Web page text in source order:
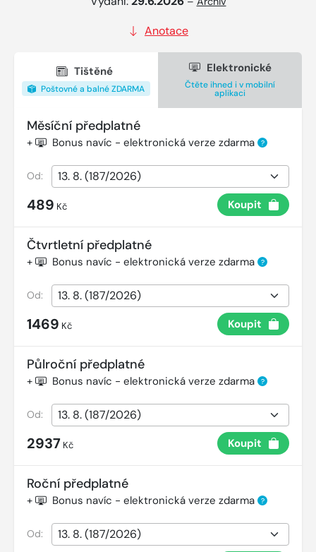
Anotace
Tištěné
Poštovné a balné ZDARMA
Elektronické
Čtěte ihned i v mobilní
aplikaci
Měsíční předplatné
+ Bonus navíc - elektronická verze zdarma ?
Od:
489 Kč Koupit
Čtvrtletní předplatné
+ Bonus navíc - elektronická verze zdarma ?
Od:
1469 Kč Koupit
Půlroční předplatné
+ Bonus navíc - elektronická verze zdarma ?
Od:
2937 Kč Koupit
Roční předplatné
+ Bonus navíc - elektronická verze zdarma ?
Od: